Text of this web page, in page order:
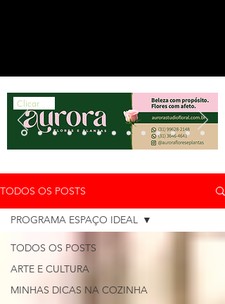
Clicar
TODOS OS POSTS
TODOS OS POSTS
ARTE E CULTURA
MINHAS DICAS NA COZINHA
PROGRAMA ESPAÇO IDEAL